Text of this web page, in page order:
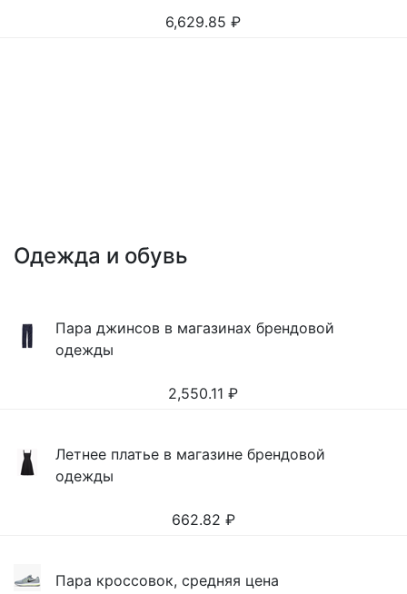
6,629.85 ₽
Одежда и обувь
Пара джинсов в магазинах брендовой
одежды
2,550.11 ₽
Летнее платье в магазине брендовой
одежды
662.82 ₽
Пара кроссовок, средняя цена